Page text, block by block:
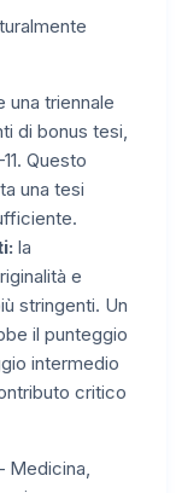
una triennale
di bonus tesi,
Questo
una tesi
la
e
stringenti. Un
il punteggio
intermedio
critico
Medicina,